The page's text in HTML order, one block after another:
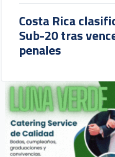
Costa Rica
Sub-20 tras
penales